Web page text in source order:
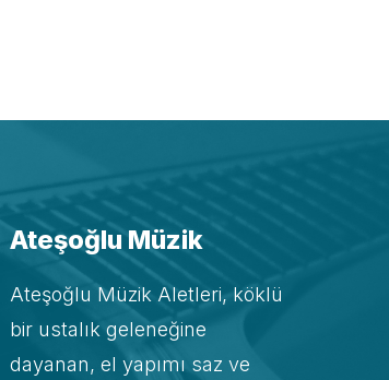
Ateşoğlu Müzik
Ateşoğlu Müzik Aletleri, köklü
bir ustalık geleneğine
dayanan, el yapımı saz ve